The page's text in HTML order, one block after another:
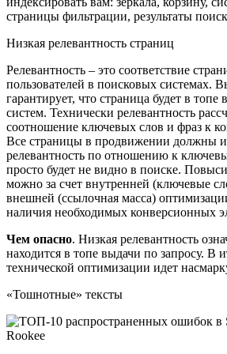
страницы фильтрации, результаты
Низкая релевантность страниц
Релевантность – это соответствие
пользователей в поисковых системах.
гарантирует, что страница будет в
систем. Технически релевантность
соотношение ключевых слов и фраз к
Все страницы в продвижении должны
релевантность по отношению к
просто будет не видно в поиске.
можно за счет внутренней (ключевые
внешней (ссылочная масса)
наличия необходимых конверсионных
Чем опасно. Низкая релевантность
находится в топе выдачи по запросу. В
технической оптимизации идет
«Тошнотные» тексты